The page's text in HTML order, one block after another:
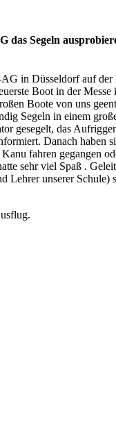
das Segeln
in Düsseldorf auf
Boot in der
Boote von uns
Segeln in einem
gesegelt, das
Danach haben
fahren gegangen
sehr viel Spaß .
Lehrer unserer Schule)